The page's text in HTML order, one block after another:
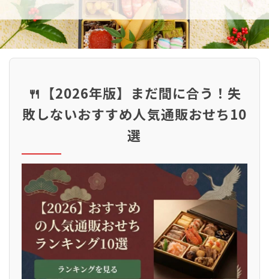
🍴【2026年版】まだ間に合う！失
敗しないおすすめ人気通販おせち10
選